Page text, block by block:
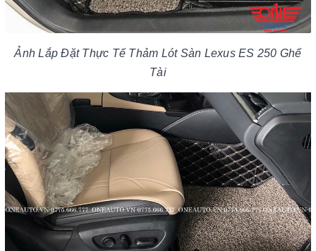
Ảnh Lắp Đặt Thực Tế Thảm Lót Sàn Lexus ES 250 Ghế
Tài